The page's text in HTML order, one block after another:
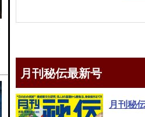
月刊秘伝最新号
月刊秘